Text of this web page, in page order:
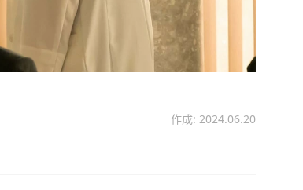
作成: 2024.06.20